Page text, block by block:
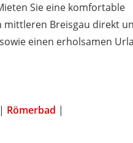
Sie eine komfortable
mittleren Breisgau direkt
einen erholsamen
| Römerbad |